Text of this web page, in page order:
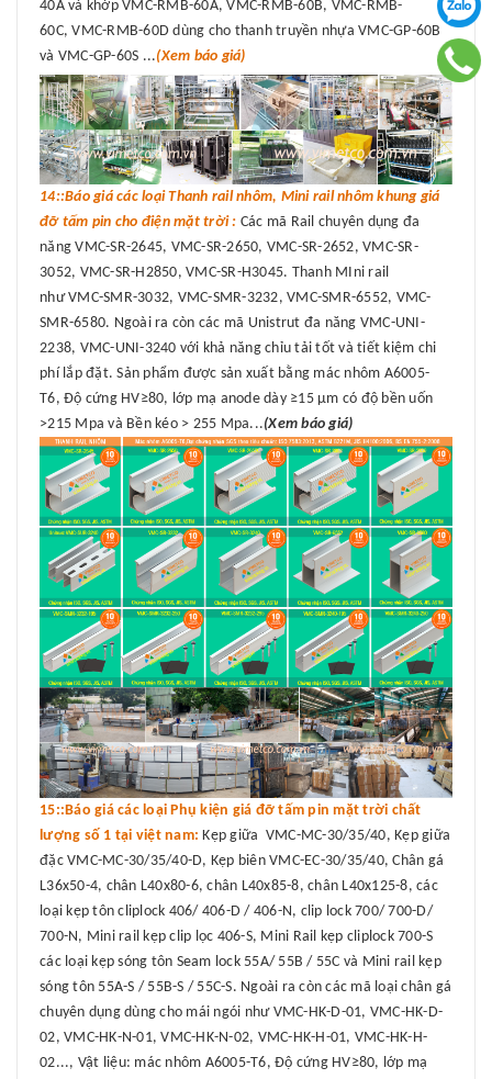
40A và khớp VMC-RMB-60A, VMC-RMB-60B, VMC-RMB-
60C, VMC-RMB-60D dùng cho thanh truyền nhựa VMC-GP-60B
và VMC-GP-60S ...(Xem báo giá)
14::Báo giá các loại Thanh rail nhôm, Mini rail nhôm khung giá
đỡ tấm pin cho điện mặt trời : Các mã Rail chuyên dụng đa
năng VMC-SR-2645, VMC-SR-2650, VMC-SR-2652, VMC-SR-
3052, VMC-SR-H2850, VMC-SR-H3045. Thanh MIni rail
như VMC-SMR-3032, VMC-SMR-3232, VMC-SMR-6552, VMC-
SMR-6580. Ngoài ra còn các mã Unistrut đa năng VMC-UNI-
2238, VMC-UNI-3240 với khả năng chỉu tải tốt và tiết kiệm chi
phí lắp đặt. Sản phẩm được sản xuất bằng mác nhôm A6005-
T6, Độ cứng HV≥80, lớp mạ anode dày ≥15 μm có độ bền uốn
>215 Mpa và Bền kéo > 255 Mpa...(Xem báo giá)
15::Báo giá các loại Phụ kiện giá đỡ tấm pin mặt trời chất
lượng số 1 tại việt nam:Kẹp giữa VMC-MC-30/35/40, Kẹp giữa
đặc VMC-MC-30/35/40-D, Kẹp biên VMC-EC-30/35/40, Chân gá
L36x50-4, chân L40x80-6, chân L40x85-8, chân L40x125-8, các
loại kẹp tôn cliplock 406/ 406-D / 406-N, clip lock 700/ 700-D/
700-N, Mini rail kẹp clip lọc 406-S, Mini Rail kẹp cliplock 700-S
các loại kẹp sóng tôn Seam lock 55A/ 55B / 55C và Mini rail kẹp
sóng tôn 55A-S / 55B-S / 55C-S. Ngoài ra còn các mã loại chân gá
chuyên dụng dùng cho mái ngói như VMC-HK-D-01, VMC-HK-D-
02, VMC-HK-N-01, VMC-HK-N-02, VMC-HK-H-01, VMC-HK-H-
02..., Vật liệu: mác nhôm A6005-T6, Độ cứng HV≥80, lớp mạ